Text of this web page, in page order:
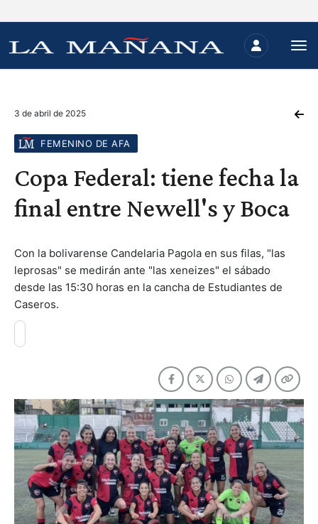
3 de abril de 2025
FEMENINO DE AFA
Copa Federal: tiene fecha la
final entre Newell's y Boca
Con la bolivarense Candelaria Pagola en sus filas, "las
leprosas" se medirán ante "las xeneizes" el sábado
desde las 15:30 horas en la cancha de Estudiantes de
Caseros.